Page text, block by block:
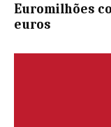
Euromilhões
euros